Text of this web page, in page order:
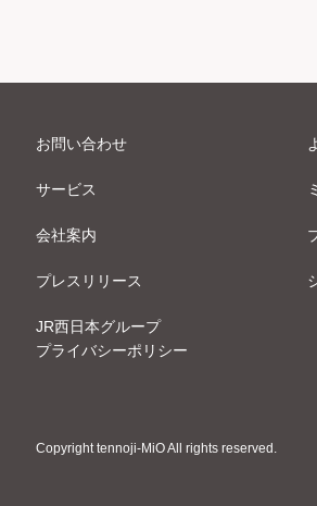
お問い合わせ
サービス
会社案内
プレスリリース
JR西日本グループ
プライバシーポリシー
Copyright tennoji-MiO All rights reserved.